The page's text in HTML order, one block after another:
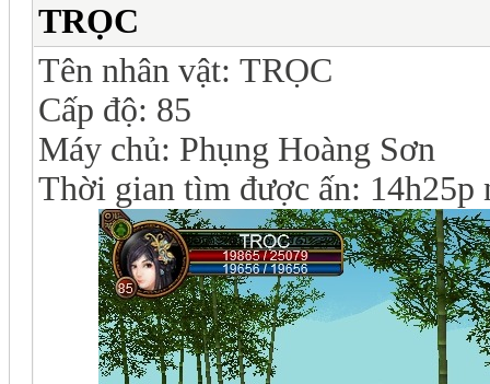
TRỌC
Tên nhân vật: TRỌC
Cấp độ: 85
Máy chủ: Phụng Hoàng Sơn
Thời gian tìm được ấn: 14h25p